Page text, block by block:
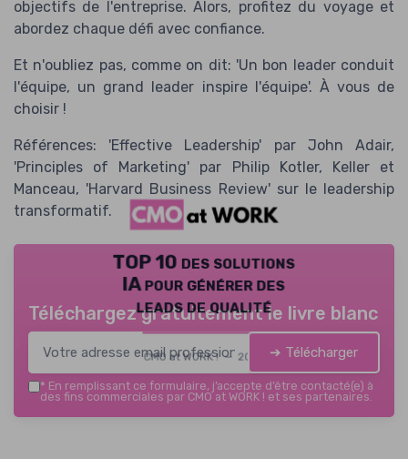
objectifs de l'entreprise. Alors, profitez du voyage et
abordez chaque défi avec confiance.
Et n'oubliez pas, comme on dit: 'Un bon leader conduit
l'équipe, un grand leader inspire l'équipe'. À vous de
choisir !
Références: 'Effective Leadership' par John Adair,
'Principles of Marketing' par Philip Kotler, Keller et
Manceau, 'Harvard Business Review' sur le leadership
transformatif.
TOP 10 des solutions
IA pour générer des
leads de qualité
CMO at WORK ! — 2026
Téléchargez gratuitement le livre blanc
➔ Télécharger
* En remplissant ce formulaire, j’accepte d’être contacté(e) à
des fins commerciales par CMO at WORK ! et ses partenaires.